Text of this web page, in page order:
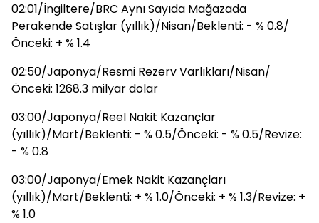
02:01/İngiltere/BRC Aynı Sayıda Mağazada
Perakende Satışlar (yıllık)/Nisan/Beklenti: - % 0.8/
Önceki: + % 1.4
02:50/Japonya/Resmi Rezerv Varlıkları/Nisan/
Önceki: 1268.3 milyar dolar
03:00/Japonya/Reel Nakit Kazançlar
(yıllık)/Mart/Beklenti: - % 0.5/Önceki: - % 0.5/Revize:
- % 0.8
03:00/Japonya/Emek Nakit Kazançları
(yıllık)/Mart/Beklenti: + % 1.0/Önceki: + % 1.3/Revize: +
% 1.0